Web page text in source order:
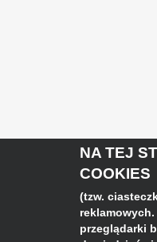
NA TEJ
COOKIES
(tzw.
przeglądarki